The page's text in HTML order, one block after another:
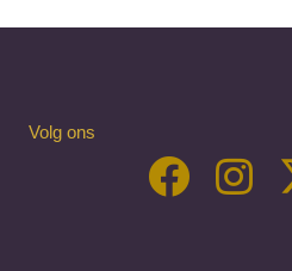
Volg ons